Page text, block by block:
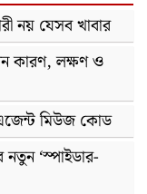
নয় যেসব খাবার
কারণ, লক্ষণ ও
মিউজ কোড
‘স্পাইডার-